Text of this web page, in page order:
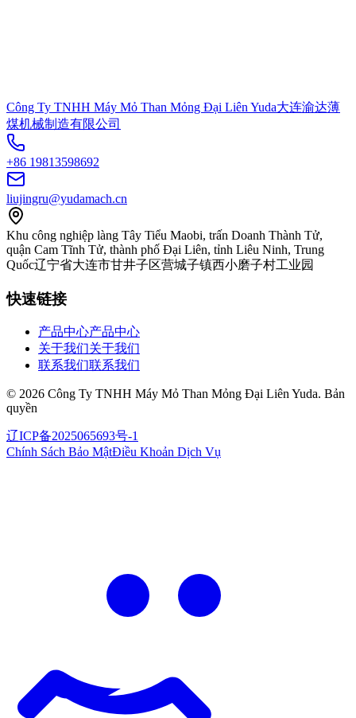
Công Ty TNHH Máy Mỏ Than Mỏng Đại Liên Yuda大连渝达薄
煤机械制造有限公司
+86 19813598692
liujingru@yudamach.cn
Khu công nghiệp làng Tây Tiểu Maobi, trấn Doanh Thành Tử,
quận Cam Tĩnh Tử, thành phố Đại Liên, tỉnh Liêu Ninh, Trung
Quốc辽宁省大连市甘井子区营城子镇西小磨子村工业园
快速链接
产品中心产品中心
关于我们关于我们
联系我们联系我们
© 2026 Công Ty TNHH Máy Mỏ Than Mỏng Đại Liên Yuda. Bản
quyền
辽ICP备2025065693号-1
Chính Sách Bảo MậtĐiều Khoản Dịch Vụ